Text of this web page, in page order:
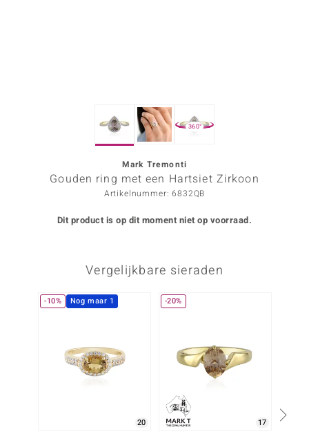
360°
Mark Tremonti
Gouden ring met een Hartsiet Zirkoon
Artikelnummer: 6832QB
Dit product is op dit moment niet op voorraad.
Vergelijkbare sieraden
-10% Nog maar 1
20
-20%
17